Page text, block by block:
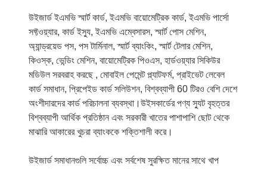
উইজার্ড ইএমভি স্মার্ট কার্ড, ইএমভি বায়োমেট্রিক কার্ড, ইএমভি পার্সো
সফ্টওয়্যার, কার্ড ইস্যু, ইএমভি এম্বেসারস, স্মার্ট পোস মেশিন,
অ্যান্ড্রয়েড পস, পস টার্মিনাল, স্মার্ট ব্যাংকিং, স্মার্ট টেলার মেশিন,
কিওস্ক, ভেন্ডিং মেশিন, বায়োমেট্রিক পিওএস, হার্ডওয়্যার সিকিউর
মডিউল সরবরাহ করছে , মোবাইল পেমেন্ট প্ল্যাটফর্ম, প্রাইভেট লেবেল
কার্ড সমাধান, প্রিপেইড কার্ড সলিউশন, বিশ্বব্যাপী 60 টিরও বেশি দেশে
অংশীদারদের কার্ড পরিচালনা ব্যবস্থা।উইসকার্ডের পণ্য স্যুট বৃহত্তর
বিশ্বব্যাপী আর্থিক প্রতিষ্ঠান এবং সরকারী খাতের পাশাপাশি ছোট থেকে
মাঝারি আকারের খুচরা ব্যাংককে শক্তিশালী করে।
উইজার্ড সমাধানগুলি সর্বোচ্চ এবং সর্বশেষ সুরক্ষিত মানের সাথে খাপ